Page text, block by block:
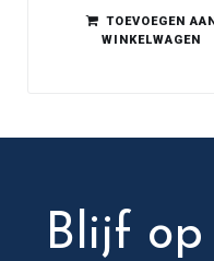
TOEVOEGEN
WINKELWAGEN
Blijf op